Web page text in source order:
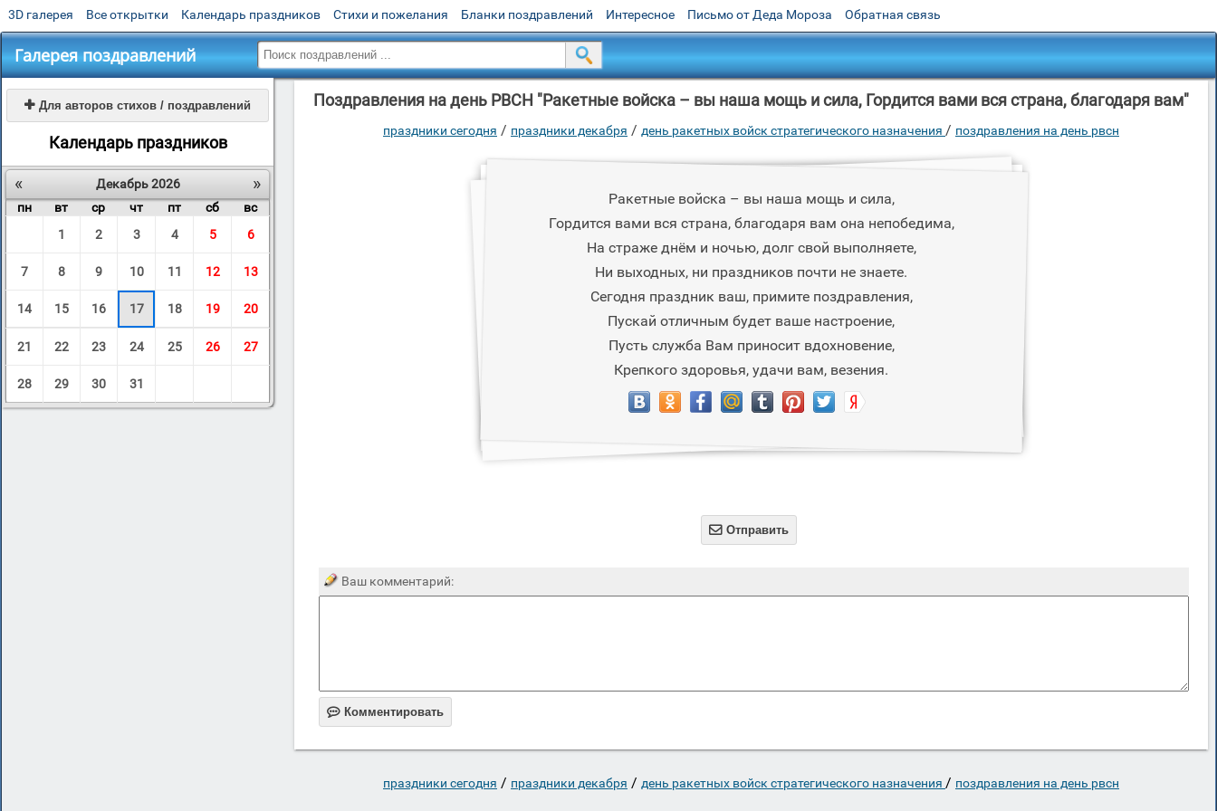
3D галерея Все открытки Календарь праздников Стихи и пожелания Бланки поздравлений Интересное Письмо от Деда Мороза Обратная связь
Галерея поздравлений
 Для авторов стихов / поздравлений
Календарь праздников
« »
Декабрь 2026
пн
вт ср чт пт сб
вс
1
2 3 4 5 6
7 8 9 10 11 12 13
14 15 16 17 18 19 20
21 22 23 24 25 26 27
28 29 30 31
Поздравления на день РВСН "Ракетные войска – вы наша мощь и сила, Гордится вами вся страна, благодаря вам"
праздники сегодня / праздники декабря / день ракетных войск стратегического назначения / поздравления на день рвсн
Ракетные войска – вы наша мощь и сила,
Гордится вами вся страна, благодаря вам она непобедима,
На страже днём и ночью, долг свой выполняете,
Ни выходных, ни праздников почти не знаете.
Сегодня праздник ваш, примите поздравления,
Пускай отличным будет ваше настроение,
Пусть служба Вам приносит вдохновение,
Крепкого здоровья, удачи вам, везения.
 Отправить
Ваш комментарий:
 Комментировать
праздники сегодня / праздники декабря / день ракетных войск стратегического назначения / поздравления на день рвсн